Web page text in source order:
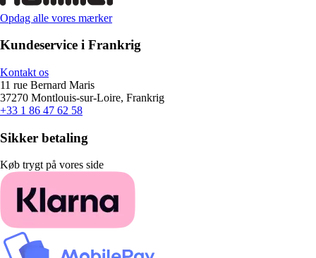
Opdag alle vores mærker
Kundeservice i Frankrig
Kontakt os
11 rue Bernard Maris
37270 Montlouis-sur-Loire, Frankrig
+33 1 86 47 62 58
Sikker betaling
Køb trygt på vores side